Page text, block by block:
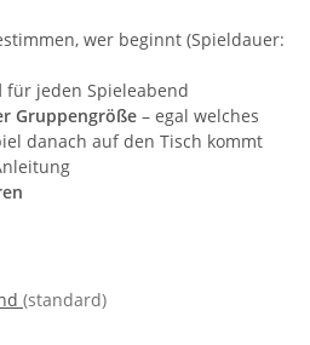
wer beginnt (Spieldauer:
für jeden Spieleabend
Gruppengröße – egal welches
danach auf den Tisch kommt
(standard)